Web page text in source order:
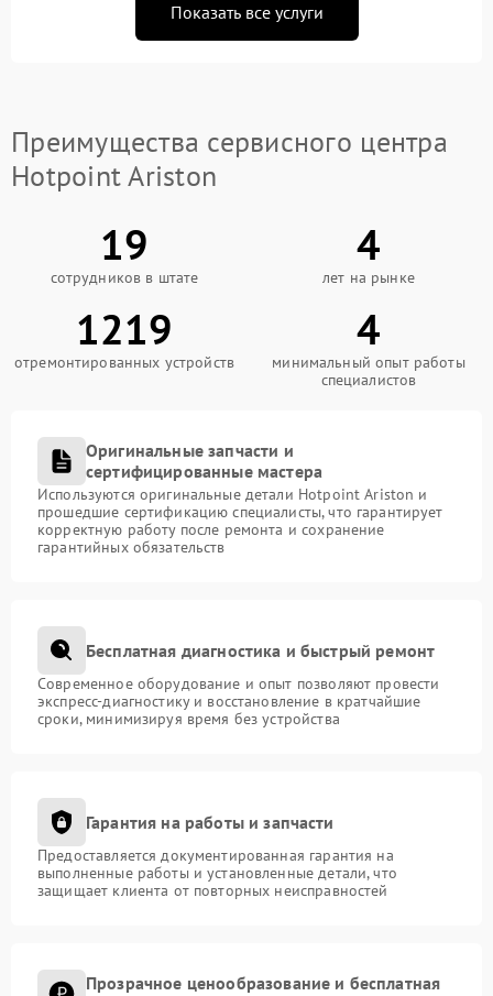
Показать все услуги
Преимущества сервисного центра
Hotpoint Ariston
19
сотрудников в штате
4
лет на рынке
1219
отремонтированных устройств
4
минимальный опыт работы
специалистов
Оригинальные запчасти и
сертифицированные мастера
Используются оригинальные детали Hotpoint Ariston и
прошедшие сертификацию специалисты, что гарантирует
корректную работу после ремонта и сохранение
гарантийных обязательств
Бесплатная диагностика и быстрый ремонт
Современное оборудование и опыт позволяют провести
экспресс-диагностику и восстановление в кратчайшие
сроки, минимизируя время без устройства
Гарантия на работы и запчасти
Предоставляется документированная гарантия на
выполненные работы и установленные детали, что
защищает клиента от повторных неисправностей
Прозрачное ценообразование и бесплатная